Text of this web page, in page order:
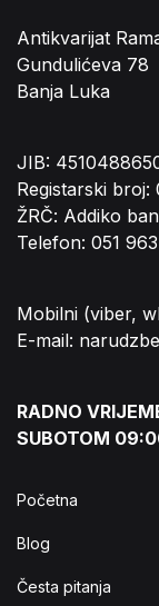
Antikvarijat
Gundulićeva 78
Banja Luka
JIB:
Registarski broj:
ŽRČ: Addiko
Telefon: 051
Mobilni (viber,
E-mail:
RADNO
SUBOTOM
Početna
Blog
Česta pitanja